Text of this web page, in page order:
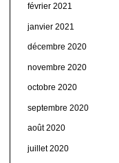
février 2021
janvier 2021
décembre 2020
novembre 2020
octobre 2020
septembre 2020
août 2020
juillet 2020